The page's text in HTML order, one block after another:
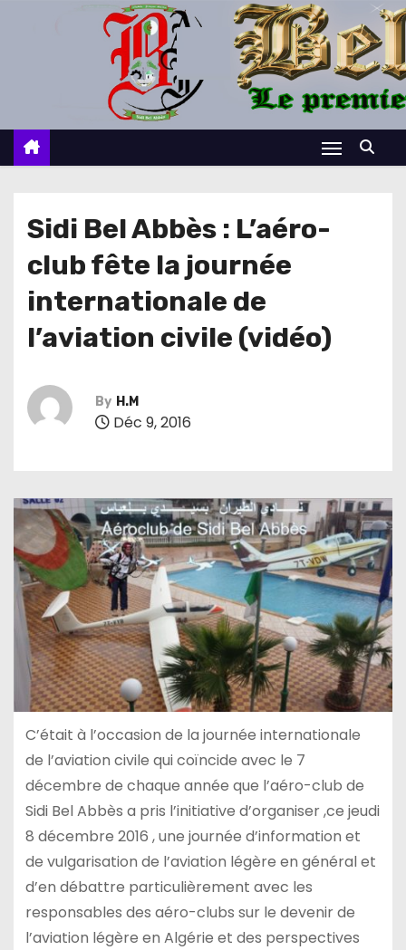
c
Sidi Bel Abbès : L’aéro-
club fête la journée
internationale de
l’aviation civile (vidéo)
By H.M
Déc 9, 2016
C’était à l’occasion de la journée internationale
de l’aviation civile qui coïncide avec le 7
décembre de chaque année que l’aéro-club de
Sidi Bel Abbès a pris l’initiative d’organiser ,ce jeudi
8 décembre 2016 , une journée d’information et
de vulgarisation de l’aviation légère en général et
d’en débattre particulièrement avec les
responsables des aéro-clubs sur le devenir de
l’aviation légère en Algérie et des perspectives